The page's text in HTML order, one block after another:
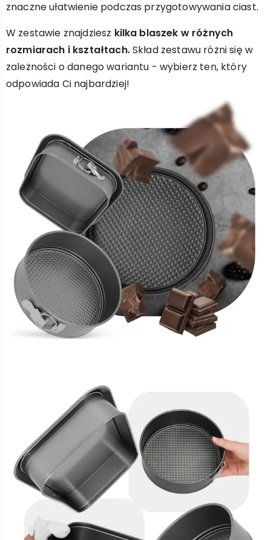
znaczne ułatwienie podczas przygotowywania ciast.
W zestawie znajdziesz kilka blaszek w różnych
rozmiarach i kształtach.Skład zestawu różni się w
zależności o danego wariantu - wybierz ten, który
odpowiada Ci najbardziej!